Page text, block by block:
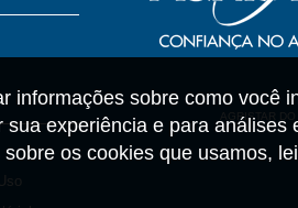
informações sobre como você
experiência e para análises
os cookies que usamos,
AGRISTAR